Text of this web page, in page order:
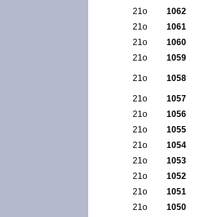
21ο
1062
21ο
1061
21ο
1060
21ο
1059
21ο 1058
21ο
1057
21ο
1056
21ο
1055
21ο
1054
21ο
1053
21ο
1052
21ο
1051
21ο
1050